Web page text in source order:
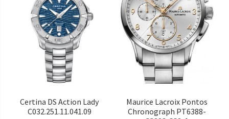
Certina DS Action Lady
C032.251.11.041.09
Maurice Lacroix Pontos
Chronograph PT6388-